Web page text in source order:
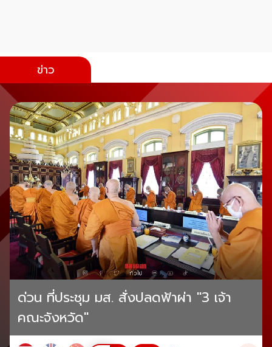
ข่าว
ด่วน ที่ประชุม มส. สั่งปลดฟ้าผ่า "3 เจ้า
คณะจังหวัด"